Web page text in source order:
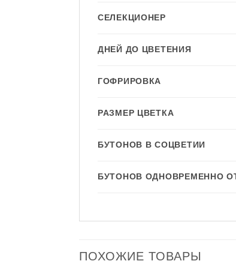
СЕЛЕКЦИОНЕР
ДНЕЙ ДО ЦВЕТЕНИЯ
ГОФРИРОВКА
РАЗМЕР ЦВЕТКА
БУТОНОВ В СОЦВЕТИИ
БУТОНОВ ОДНОВРЕМЕННО
ПОХОЖИЕ ТОВАРЫ